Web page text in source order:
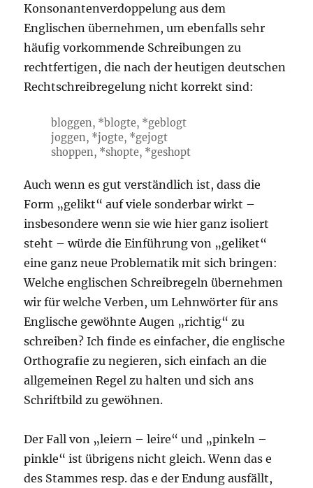
Konsonantenverdoppelung aus dem
Englischen übernehmen, um ebenfalls sehr
häufig vorkommende Schreibungen zu
rechtfertigen, die nach der heutigen deutschen
Rechtschreibregelung nicht korrekt sind:
bloggen, *blogte, *geblogt
joggen, *jogte, *gejogt
shoppen, *shopte, *geshopt
Auch wenn es gut verständlich ist, dass die
Form „gelikt“ auf viele sonderbar wirkt –
insbesondere wenn sie wie hier ganz isoliert
steht – würde die Einführung von „geliket“
eine ganz neue Problematik mit sich bringen:
Welche englischen Schreibregeln übernehmen
wir für welche Verben, um Lehnwörter für ans
Englische gewöhnte Augen „richtig“ zu
schreiben? Ich finde es einfacher, die englische
Orthografie zu negieren, sich einfach an die
allgemeinen Regel zu halten und sich ans
Schriftbild zu gewöhnen.
Der Fall von „leiern – leire“ und „pinkeln –
pinkle“ ist übrigens nicht gleich. Wenn das e
des Stammes resp. das e der Endung ausfällt,